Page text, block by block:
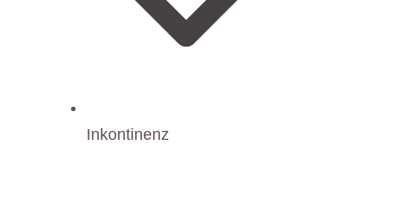
Inkontinenz